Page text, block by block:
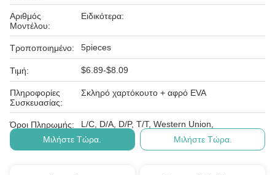
Αριθμός
Μοντέλου:
Ειδικότερα:
Τροποποιημένο: 5pieces
Τιμή: $6.89-$8.09
Πληροφορίες
Συσκευασίας:
Σκληρό χαρτόκουτο + αφρό EVA
Όροι Πληρωμής:
L/C, D/A, D/P, T/T, Western Union,
Μιλήστε Τώρα.
Μιλήστε Τώρα.